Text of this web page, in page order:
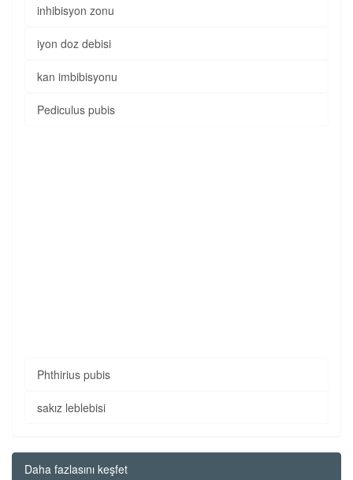
inhibisyon zonu
iyon doz debisi
kan imbibisyonu
Pediculus pubis
Phthirius pubis
sakız leblebisi
Daha fazlasını keşfet